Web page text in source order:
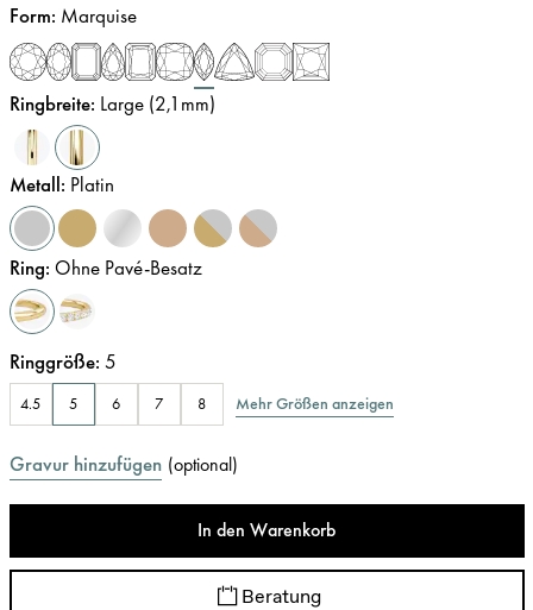
Form: Marquise
Ringbreite: Large (2,1mm)
Metall: Platin
Ring: Ohne Pavé-Besatz
Ringgröße: 5
4.5 5 6 7 8 Mehr Größen anzeigen
Gravur hinzufügen (optional)
In den Warenkorb
Beratung